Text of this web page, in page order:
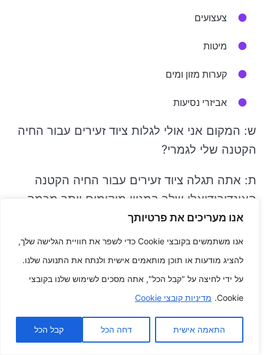
אנו מעריכים את פרטיותך
אנו משתמשים בקובצי Cookie כדי לשפר את חוויית הגלישה שלך,
להציג מודעות או תוכן מותאמים אישית ולנתח את התנועה שלנו.
על ידי לחיצה על "קבל הכל", אתה מסכים לשימוש שלנו בקובצי
Cookie. מדיניות קובצי Cookie
התאמה אישית דחה הכל קבל הכל
צעצועים
מיטות
קערות מזון ומים
אביזרי נסיעות
ש: המקום אני אולי לגלות ציוד זעירים עבור החיה
הקטנה שלי לגמרי?
ת: אתה תגלה ציוד זעירים עבור החיה הקטנה
האינדיבידואלי שלך במגוון מיקומים יותר מכמה,
מכיל:
אאוטלטים מקוונים